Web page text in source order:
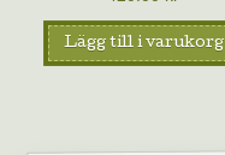
Lägg till i varukorg